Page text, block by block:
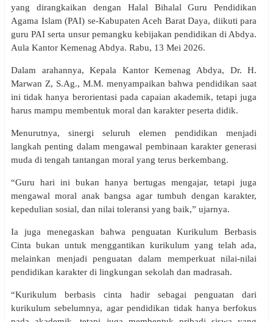
yang dirangkaikan dengan Halal Bihalal Guru Pendidikan
Agama Islam (PAI) se-Kabupaten Aceh Barat Daya, diikuti para
guru PAI serta unsur pemangku kebijakan pendidikan di Abdya.
Aula Kantor Kemenag Abdya. Rabu, 13 Mei 2026.
Dalam arahannya, Kepala Kantor Kemenag Abdya, Dr. H.
Marwan Z, S.Ag., M.M. menyampaikan bahwa pendidikan saat
ini tidak hanya berorientasi pada capaian akademik, tetapi juga
harus mampu membentuk moral dan karakter peserta didik.
Menurutnya, sinergi seluruh elemen pendidikan menjadi
langkah penting dalam mengawal pembinaan karakter generasi
muda di tengah tantangan moral yang terus berkembang.
“Guru hari ini bukan hanya bertugas mengajar, tetapi juga
mengawal moral anak bangsa agar tumbuh dengan karakter,
kepedulian sosial, dan nilai toleransi yang baik,” ujarnya.
Ia juga menegaskan bahwa penguatan Kurikulum Berbasis
Cinta bukan untuk menggantikan kurikulum yang telah ada,
melainkan menjadi penguatan dalam memperkuat nilai-nilai
pendidikan karakter di lingkungan sekolah dan madrasah.
“Kurikulum berbasis cinta hadir sebagai penguatan dari
kurikulum sebelumnya, agar pendidikan tidak hanya berfokus